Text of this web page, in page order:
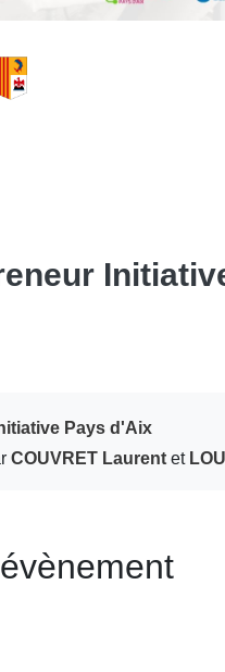
Pays d'Aix
COUVRET Laurentet